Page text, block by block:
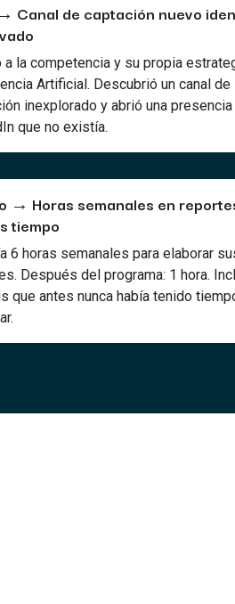
Canal de captación nuevo
a la competencia y su propia
Artificial. Descubrió un canal de
inexplorado y abrió una presencia
que no existía.
→ Horas semanales en
tiempo
6 horas semanales para elaborar
Después del programa: 1 hora.
que antes nunca había tenido